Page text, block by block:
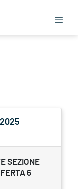
SEZIONE
6